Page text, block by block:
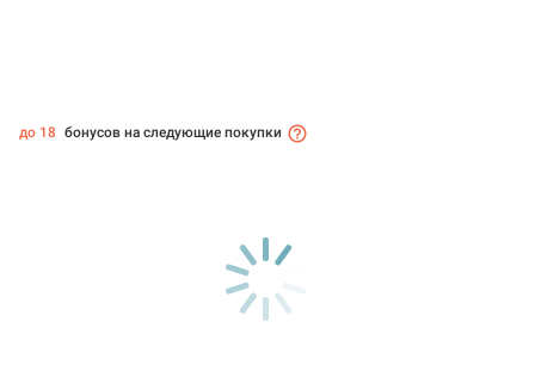
до 18 бонусов на следующие покупки